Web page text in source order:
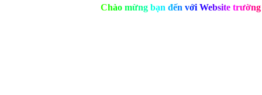
Chào mừng bạn đến với Website trường